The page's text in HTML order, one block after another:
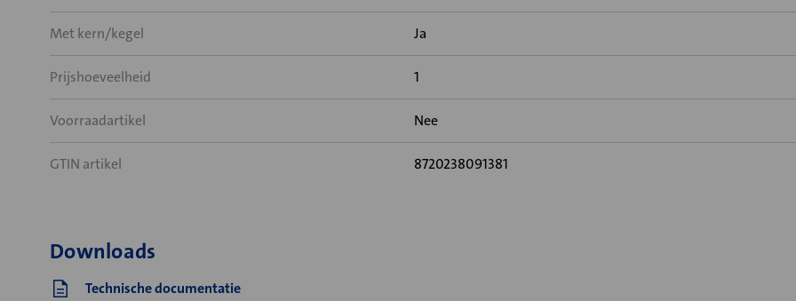
Met kern/kegel Ja
Prijshoeveelheid 1
Voorraadartikel Nee
GTIN artikel 8720238091381
Downloads
Technische documentatie